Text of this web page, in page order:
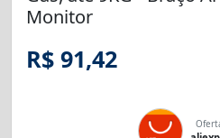
Monitor
R$ 91,42